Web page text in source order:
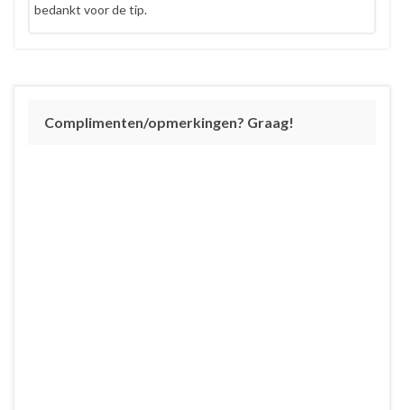
bedankt voor de tip.
Complimenten/opmerkingen? Graag!